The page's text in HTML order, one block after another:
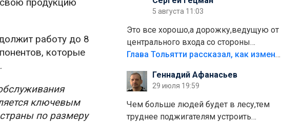
работу до 8
которые
ключевым
по размеру
5 августа 11:03
Это все хорошо,а дорожку,ведущую от
центрального входа со стороны
кафе"Мираж" к аттракционам слабо
плитки не хватило,т.к.осенью и зимой
лежала в парке и испортилась.Да
еще,видимо,часть украли.
Глава Тольятти рассказал, как изменится парк Центрального района
Геннадий Афанасьев
29 июля 19:59
Чем больше людей будет в лесу,тем
труднее поджигателям устроить